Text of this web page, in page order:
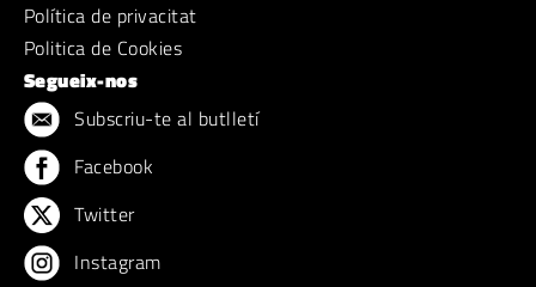
Política de privacitat
Politica de Cookies
Segueix-nos
Subscriu-te al butlletí
Facebook
Twitter
Instagram